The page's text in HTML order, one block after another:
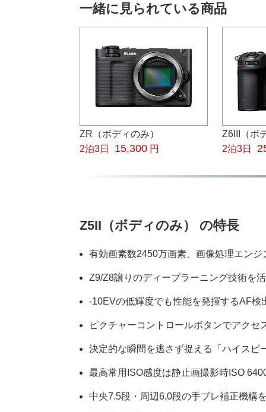
一緒に見られている商品
ZR（ボディのみ）
2泊3日
15,300 円
Z6III（ボ
2泊3日
Z5II（ボディのみ） の特長
有効画素数2450万画素、画像処理エン
Z9/Z8譲りのディープラーニング技術を
-10EVの低輝度でも性能を発揮するAF検
ピクチャーコントロールボタンでアクセ
決定的な瞬間を逃さず捉える「ハイスピ
最高常用ISO感度は静止画撮影時ISO
中央7.5段・周辺6.0段の手ブレ補正機構を